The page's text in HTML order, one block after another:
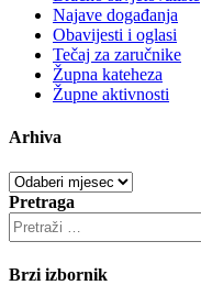
Najave događanja
Obavijesti i oglasi
Tečaj za zaručnike
Župna kateheza
Župne aktivnosti
Arhiva
Arhiva
Pretraga
Brzi izbornik